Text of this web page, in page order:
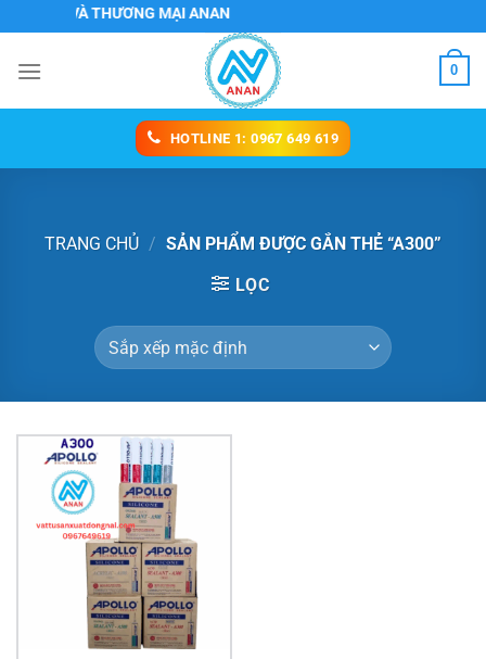
đến
nội
VỤ VÀ THƯƠNG MẠI ANAN
0
HOTLINE 1: 0967 649 619
TRANG CHỦ / SẢN PHẨM ĐƯỢC GẮN THẺ “A300”
LỌC